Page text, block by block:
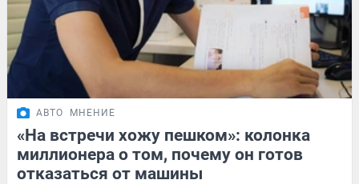
АВТО МНЕНИЕ
«На встречи хожу пешком»: колонка
миллионера о том, почему он готов
отказаться от машины